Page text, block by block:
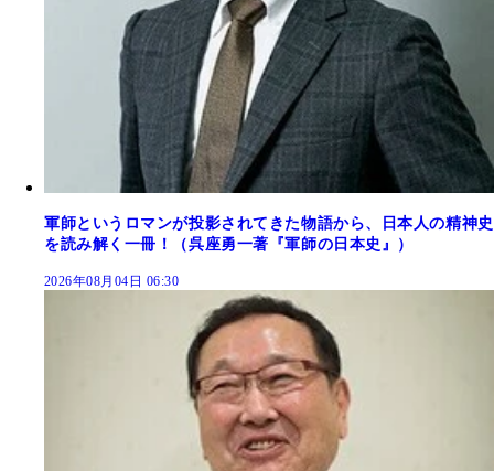
軍師というロマンが投影されてきた物語から、日本人の精神史
を読み解く一冊！（呉座勇一著『軍師の日本史』）
2026年08月04日 06:30